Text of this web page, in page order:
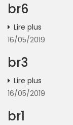
br6
Lire plus
16/05/2019
br3
Lire plus
16/05/2019
br1